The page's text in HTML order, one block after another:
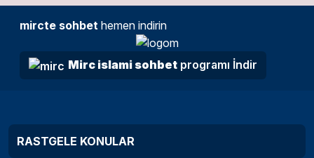
mircte sohbet hemen indirin
Mirc islami sohbet programı İndir
RASTGELE KONULAR